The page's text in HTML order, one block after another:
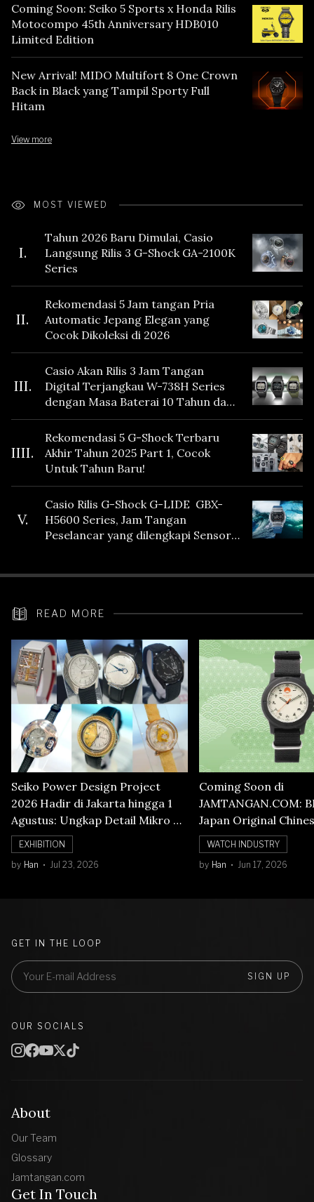
Coming Soon: Seiko 5 Sports x Honda Rilis
Motocompo 45th Anniversary HDB010
Limited Edition
New Arrival! MIDO Multifort 8 One Crown
Back in Black yang Tampil Sporty Full
Hitam
View more
MOST VIEWED
I.
Tahun 2026 Baru Dimulai, Casio
Langsung Rilis 3 G-Shock GA-2100K
Series
II.
Rekomendasi 5 Jam tangan Pria
Automatic Jepang Elegan yang
Cocok Dikoleksi di 2026
III.
Casio Akan Rilis 3 Jam Tangan
Digital Terjangkau W-738H Series
dengan Masa Baterai 10 Tahun dan
Fitur Vibration
IIII.
Rekomendasi 5 G-Shock Terbaru
Akhir Tahun 2025 Part 1, Cocok
Untuk Tahun Baru!
V.
Casio Rilis G-Shock G-LIDE GBX-
H5600 Series, Jam Tangan
Peselancar yang dilengkapi Sensor
READ MORE
Seiko Power Design Project
2026 Hadir di Jakarta hingga 1
Agustus: Ungkap Detail Mikro di
Balik Seni Watchmaking
EXHIBITION
by Han Jul 23, 2026
Coming Soon di
JAMTANGAN.COM:
Japan Original
Numerals Watch
WATCH INDUSTRY
by Han Jun 17, 2026
About
Our Team
Glossary
Jamtangan.com
Get In Touch
GET IN THE LOOP
SIGN UP
OUR SOCIALS